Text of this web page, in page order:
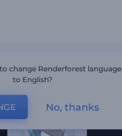
change Renderforest language
to English?
No, thanks